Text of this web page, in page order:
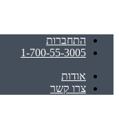
התחברות
1-700-55-3005
אודות
צרו קשר